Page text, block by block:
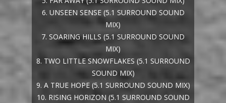
6. UNSEEN SENSE (5.1 SURROUND SOUND
MIX)
7. SOARING HILLS (5.1 SURROUND SOUND
MIX)
8. TWO LITTLE SNOWFLAKES (5.1 SURROUND
SOUND MIX)
9. A TRUE HOPE (5.1 SURROUND SOUND MIX)
10. RISING HORIZON (5.1 SURROUND SOUND